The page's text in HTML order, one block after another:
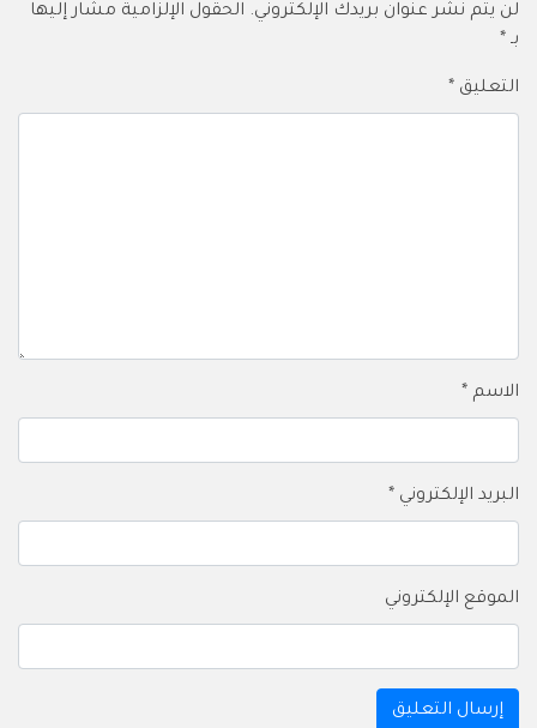
لن يتم نشر عنوان بريدك الإلكتروني. الحقول الإلزامية مشار إليها
بـ *
التعليق *
الاسم *
البريد الإلكتروني *
الموقع الإلكتروني